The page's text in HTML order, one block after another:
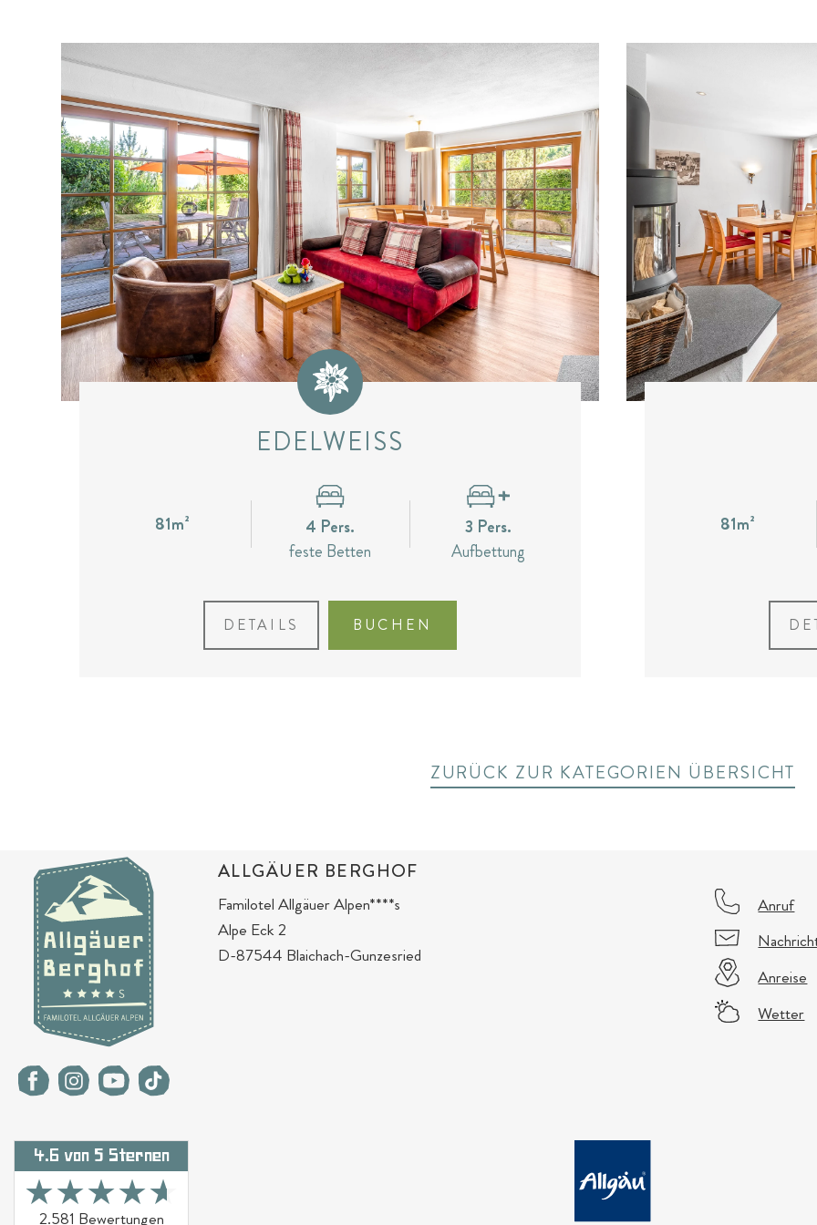
EDELWEISS
81m²
4 Pers.
feste Betten
3 Pers.
Aufbettung
DETAILS BUCHEN
81m²
ZURÜCK ZUR KATEGORIEN ÜBERSICHT
ALLGÄUER BERGHOF
Familotel Allgäuer Alpen****s
Alpe Eck 2
D-87544 Blaichach-Gunzesried
Anruf
Anreise
Wetter
4.6 von 5 Sternen
★★★★★
★★★★★
2.581 Bewertungen
Fitness & Yoga